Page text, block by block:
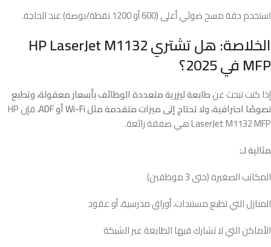
استخدم دقة مسح ضوئي أعلى (600 أو 1200 نقطة/بوصة) عند الحاجة.
الخلاصة: هل تشتري HP LaserJet M1132
MFP في 2025؟
إذا كنت تبحث عنطابعة ليزرية متعددة الوظائف بأسعار معقولة، وتطبع
نصوصًا احترافية، ولا تحتاج إلى ميزات متقدمة مثل Wi-Fi أو ADF
، فإن HP
LaserJet M1132 MFP هي صفقة رائعة.
مثالية لـ:
المكاتب الصغيرة (حتى 3 موظفين)
المنازل التي تطبع مستندات، أوراق مدرسية، أو عقود
الأماكن التي لا تشارك فيها الطابعة عبر الشبكة